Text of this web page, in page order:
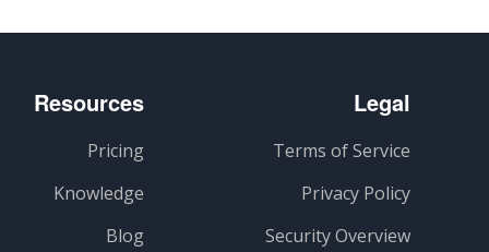
Resources
Pricing
Knowledge
Blog
Legal
Terms of Service
Privacy Policy
Security Overview